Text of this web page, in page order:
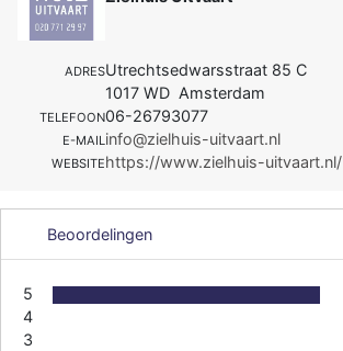
ADRESUtrechtsedwarsstraat 85 C
1017 WD Amsterdam
TELEFOON06-26793077
E-MAILinfo@zielhuis-uitvaart.nl
WEBSITEhttps://www.zielhuis-uitvaart.nl/
Beoordelingen
5
4
3